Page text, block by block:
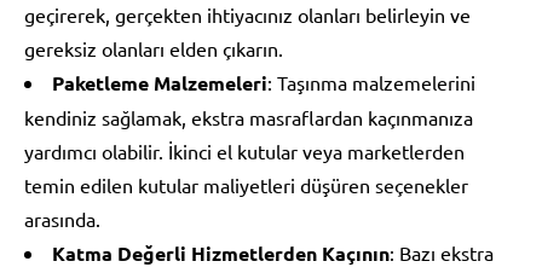
geçirerek, gerçekten ihtiyacınız olanları belirleyin ve
gereksiz olanları elden çıkarın.
Paketleme Malzemeleri: Taşınma malzemelerini
kendiniz sağlamak, ekstra masraflardan kaçınmanıza
yardımcı olabilir. İkinci el kutular veya marketlerden
temin edilen kutular maliyetleri düşüren seçenekler
arasında.
Katma Değerli Hizmetlerden Kaçının: Bazı ekstra